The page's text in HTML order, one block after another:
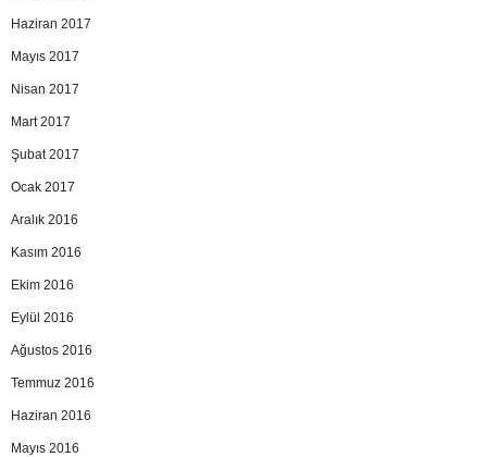
Haziran 2017
Mayıs 2017
Nisan 2017
Mart 2017
Şubat 2017
Ocak 2017
Aralık 2016
Kasım 2016
Ekim 2016
Eylül 2016
Ağustos 2016
Temmuz 2016
Haziran 2016
Mayıs 2016